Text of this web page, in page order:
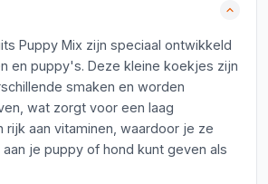
Puppy Mix zijn speciaal ontwikkeld
en puppy's. Deze kleine koekjes zijn
smaken en worden
wat zorgt voor een laag
rijk aan vitaminen, waardoor je ze
je puppy of hond kunt geven als